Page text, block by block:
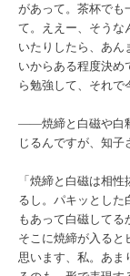
があって。茶杯でも
て。ええー、そうな
いたりしたら、あん
いからある程度決め
ら勉強して、それで
――焼締と白磁や白
じるんですが、知子
「焼締と白磁は相
るし。パキッとした
もあって白磁して
そこに焼締が入ると
思います、私。あま